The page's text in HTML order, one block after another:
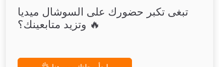
تبغى تكبر حضورك على السوشال ميديا
وتزيد متابعينك؟ 🔥